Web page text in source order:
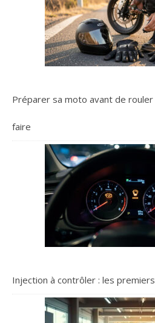
Préparer sa moto avant de
faire
Injection à contrôler : les